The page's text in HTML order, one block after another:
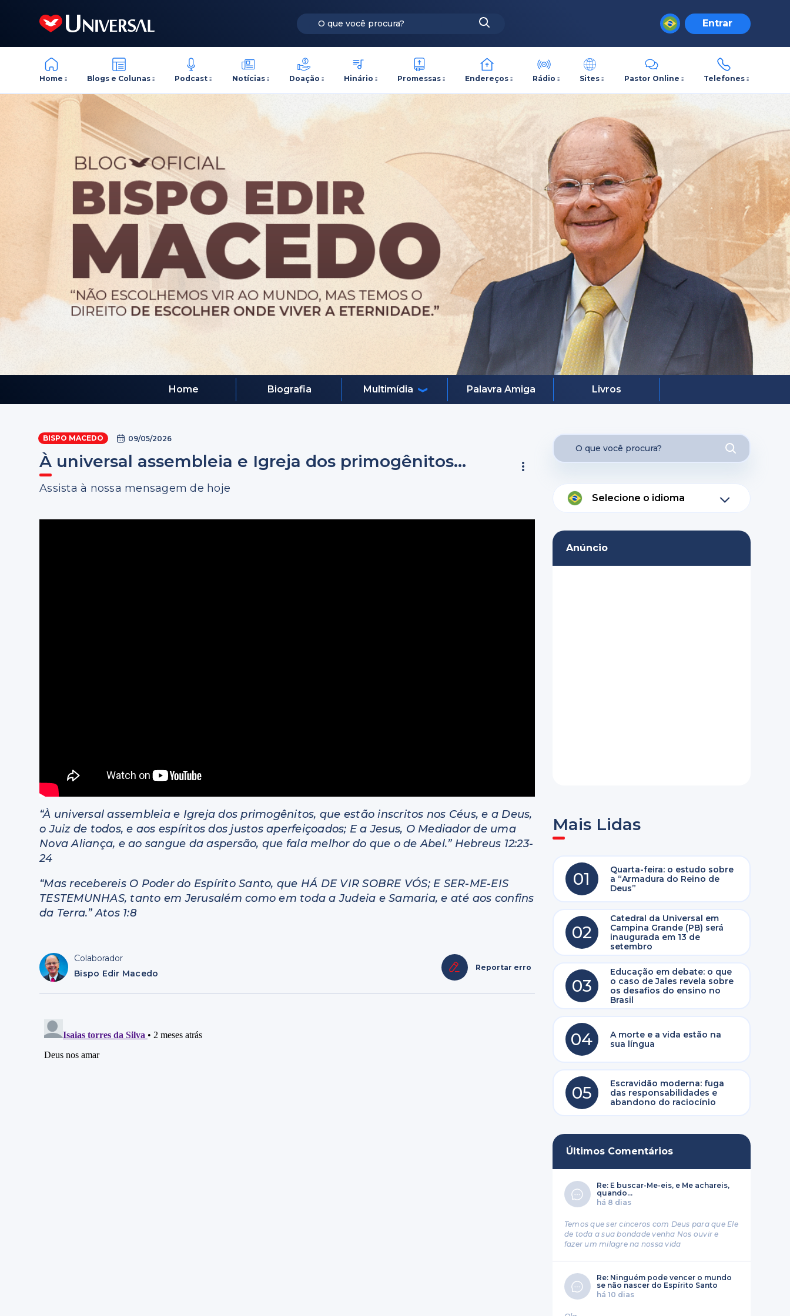
Entrar
Home Blogs e Colunas Podcast Notícias Doação Hinário Promessas Endereços Rádio Sites Pastor Online Telefones
Home Biografia Multimídia Palavra Amiga Livros
BISPO MACEDO 09/05/2026
À universal assembleia e Igreja dos primogênitos...
Assista à nossa mensagem de hoje
“À universal assembleia e Igreja dos primogênitos, que estão inscritos nos Céus, e a Deus,
o Juiz de todos, e aos espíritos dos justos aperfeiçoados; E a Jesus, O Mediador de uma
Nova Aliança, e ao sangue da aspersão, que fala melhor do que o de Abel.” Hebreus 12:23-
24
“Mas recebereis O Poder do Espírito Santo, que HÁ DE VIR SOBRE VÓS; E SER-ME-EIS
TESTEMUNHAS, tanto em Jerusalém como em toda a Judeia e Samaria, e até aos confins
da Terra.” Atos 1:8
Colaborador
Bispo Edir Macedo
Reportar erro
Selecione o idioma
Anúncio
Mais Lidas
01
Quarta-feira: o estudo sobre
a “Armadura do Reino de
Deus”
02
Catedral da Universal em
Campina Grande (PB) será
inaugurada em 13 de
setembro
03
Educação em debate: o que
o caso de Jales revela sobre
os desafios do ensino no
Brasil
04
A morte e a vida estão na
sua língua
05
Escravidão moderna: fuga
das responsabilidades e
abandono do raciocínio
Últimos Comentários
Re: E buscar-Me-eis, e Me achareis,
quando...
há 8 dias
Temos que ser cinceros com Deus para que Ele
de toda a sua bondade venha Nos ouvir e
fazer um milagre na nossa vida
Re: Ninguém pode vencer o mundo
se não nascer do Espírito Santo
há 10 dias